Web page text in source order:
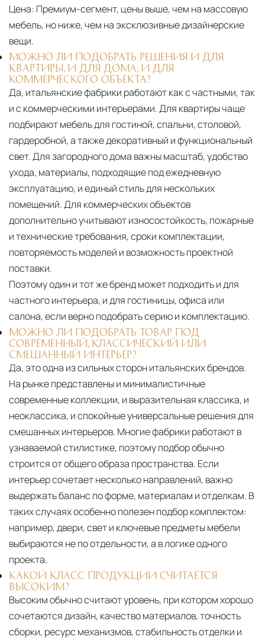
Цена: Премиум-сегмент, цены выше, чем на массовую
мебель, но ниже, чем на эксклюзивные дизайнерские
вещи.
МОЖНО ЛИ ПОДОБРАТЬ РЕШЕНИЯ И ДЛЯ
КВАРТИРЫ, И ДЛЯ ДОМА, И ДЛЯ
КОММЕРЧЕСКОГО ОБЪЕКТА?
Да, итальянские фабрики работают как с частными, так
и с коммерческими интерьерами. Для квартиры чаще
подбирают мебель для гостиной, спальни, столовой,
гардеробной, а также декоративный и функциональный
свет. Для загородного дома важны масштаб, удобство
ухода, материалы, подходящие под ежедневную
эксплуатацию, и единый стиль для нескольких
помещений. Для коммерческих объектов
дополнительно учитывают износостойкость, пожарные
и технические требования, сроки комплектации,
повторяемость моделей и возможность проектной
поставки.
Поэтому один и тот же бренд может подходить и для
частного интерьера, и для гостиницы, офиса или
салона, если верно подобрать серию и комплектацию.
МОЖНО ЛИ ПОДОБРАТЬ ТОВАР ПОД
СОВРЕМЕННЫЙ, КЛАССИЧЕСКИЙ ИЛИ
СМЕШАННЫЙ ИНТЕРЬЕР?
Да, это одна из сильных сторон итальянских брендов.
На рынке представлены и минималистичные
современные коллекции, и выразительная классика, и
неоклассика, и спокойные универсальные решения для
смешанных интерьеров. Многие фабрики работают в
узнаваемой стилистике, поэтому подбор обычно
строится от общего образа пространства. Если
интерьер сочетает несколько направлений, важно
выдержать баланс по форме, материалам и отделкам. В
таких случаях особенно полезен подбор комплектом:
например, двери, свет и ключевые предметы мебели
выбираются не по отдельности, а в логике одного
проекта.
КАКОЙ КЛАСС ПРОДУКЦИИ СЧИТАЕТСЯ
ВЫСОКИМ?
Высоким обычно считают уровень, при котором хорошо
сочетаются дизайн, качество материалов, точность
сборки, ресурс механизмов, стабильность отделки и